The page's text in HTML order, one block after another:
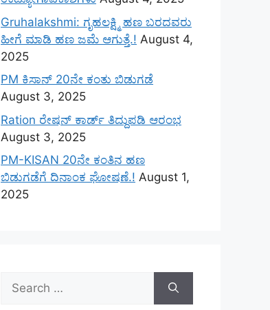
Gruhalakshmi: ಗೃಹಲಕ್ಷ್ಮಿ ಹಣ ಬರದವರು
ಹೀಗೆ ಮಾಡಿ ಹಣ ಜಮೆ‌ ಆಗುತ್ತೆ.! August 4,
2025
PM ಕಿಸಾನ್ 20ನೇ ಕಂತು ಬಿಡುಗಡೆ
August 3, 2025
Ration ರೇಷನ್ ಕಾರ್ಡ್ ತಿದ್ದುಪಡಿ ಆರಂಭ
August 3, 2025
PM-KISAN 20ನೇ ಕಂತಿನ ಹಣ
ಬಿಡುಗಡೆಗೆ ದಿನಾಂಕ ಘೋಷಣೆ.! August 1,
2025
Search
for: